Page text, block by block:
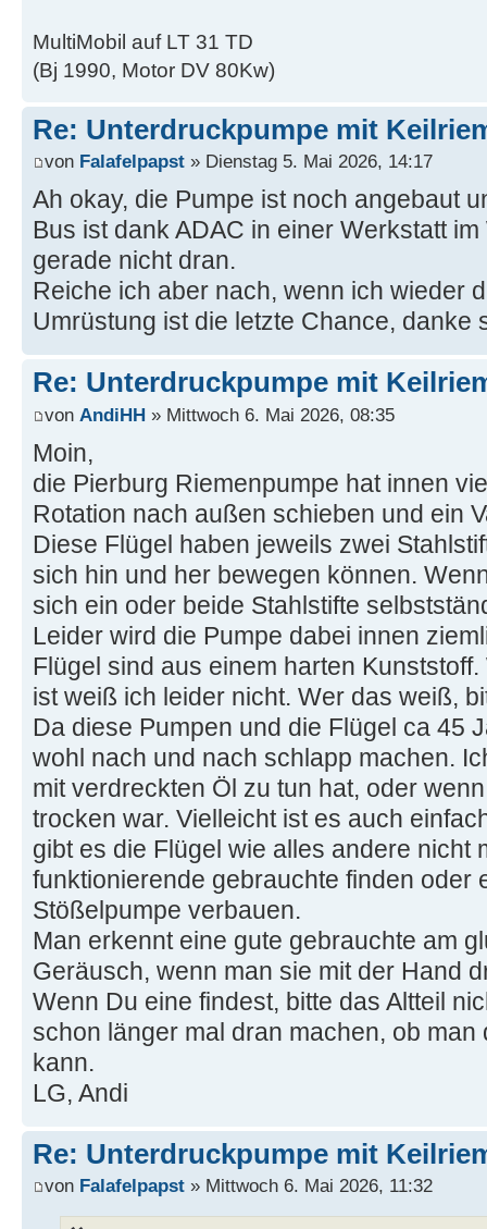
MultiMobil auf LT 31 TD
(Bj 1990, Motor DV 80Kw)
Re: Unterdruckpumpe mit
von Falafelpapst » Dienstag 5. Mai 2026, 14:17
Ah okay, die Pumpe ist noch angebaut
Bus ist dank ADAC in einer Werkstatt
gerade nicht dran.
Reiche ich aber nach, wenn ich wieder
Umrüstung ist die letzte Chance, danke
Re: Unterdruckpumpe mit
von AndiHH » Mittwoch 6. Mai 2026, 08:35
Moin,
die Pierburg Riemenpumpe hat innen
Rotation nach außen schieben und ein
Diese Flügel haben jeweils zwei
sich hin und her bewegen können.
sich ein oder beide Stahlstifte
Leider wird die Pumpe dabei innen
Flügel sind aus einem harten
ist weiß ich leider nicht. Wer das weiß,
Da diese Pumpen und die Flügel ca 45
wohl nach und nach schlapp machen.
mit verdreckten Öl zu tun hat, oder
trocken war. Vielleicht ist es auch
gibt es die Flügel wie alles andere nicht
funktionierende gebrauchte finden oder
Stößelpumpe verbauen.
Man erkennt eine gute gebrauchte am
Geräusch, wenn man sie mit der Hand
Wenn Du eine findest, bitte das Altteil
schon länger mal dran machen, ob
kann.
LG, Andi
Re: Unterdruckpumpe mit
von Falafelpapst » Mittwoch 6. Mai 2026, 11:32